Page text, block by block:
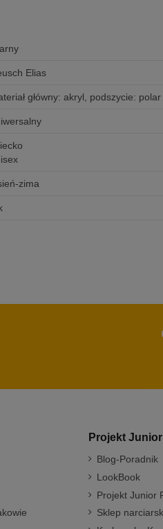
Elias
główny: akryl, podszycie: polar
zima
Projekt Junior
Blog-Poradnik
LookBook
Projekt Junior
Sklep